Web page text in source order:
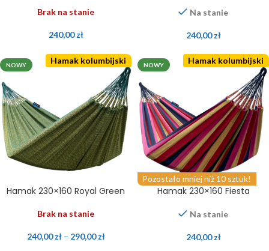
Brak na stanie
240,00zł
Na stanie
240,00zł
NOWY Hamak kolumbijski
Hamak 230×160 Royal Green
Brak na stanie
240,00zł – 290,00zł
NOWY
Pozostało mniej niż 10 sztuk!
Hamak kolumbijski
Hamak 230×160 Fiesta
Na stanie
240,00zł